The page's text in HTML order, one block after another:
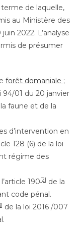
terme de laquelle,
au Ministère des
2022. L’analyse
de présumer
forêt domaniale ;
94/01 du 20 janvier
faune et de la
d’intervention en
128 (6) de la loi
régime des
190[2] de la
code pénal.
de la loi 2016 /007